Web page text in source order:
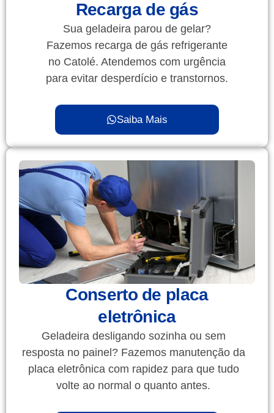
Recarga de gás
Sua geladeira parou de gelar?
Fazemos recarga de gás refrigerante
no Catolé. Atendemos com urgência
para evitar desperdício e transtornos.
Saiba Mais
Conserto de placa
eletrônica
Geladeira desligando sozinha ou sem
resposta no painel? Fazemos manutenção da
placa eletrônica com rapidez para que tudo
volte ao normal o quanto antes.